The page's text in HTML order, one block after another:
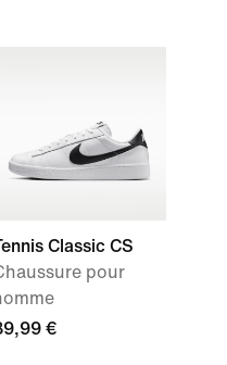
Classic CS
pour
€